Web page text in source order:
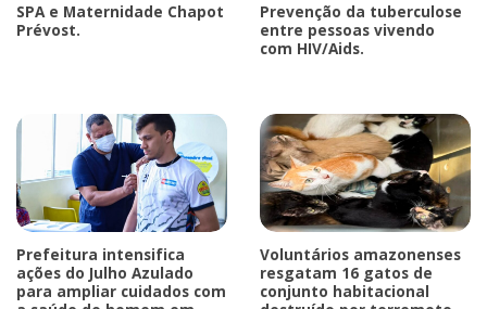
SPA e Maternidade Chapot
Prévost.
Prevenção da tuberculose
entre pessoas vivendo
com HIV/Aids.
Prefeitura intensifica
ações do Julho Azulado
para ampliar cuidados com
Voluntários amazonenses
resgatam 16 gatos de
conjunto habitacional